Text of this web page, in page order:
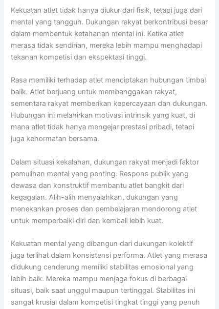
Kekuatan atlet tidak hanya diukur dari fisik, tetapi juga dari
mental yang tangguh. Dukungan rakyat berkontribusi besar
dalam membentuk ketahanan mental ini. Ketika atlet
merasa tidak sendirian, mereka lebih mampu menghadapi
tekanan kompetisi dan ekspektasi tinggi.
Rasa memiliki terhadap atlet menciptakan hubungan timbal
balik. Atlet berjuang untuk membanggakan rakyat,
sementara rakyat memberikan kepercayaan dan dukungan.
Hubungan ini melahirkan motivasi intrinsik yang kuat, di
mana atlet tidak hanya mengejar prestasi pribadi, tetapi
juga kehormatan bersama.
Dalam situasi kekalahan, dukungan rakyat menjadi faktor
pemulihan mental yang penting. Respons publik yang
dewasa dan konstruktif membantu atlet bangkit dari
kegagalan. Alih-alih menyalahkan, dukungan yang
menekankan proses dan pembelajaran mendorong atlet
untuk memperbaiki diri dan kembali lebih kuat.
Kekuatan mental yang dibangun dari dukungan kolektif
juga terlihat dalam konsistensi performa. Atlet yang merasa
didukung cenderung memiliki stabilitas emosional yang
lebih baik. Mereka mampu menjaga fokus di berbagai
situasi, baik saat unggul maupun tertinggal. Stabilitas ini
sangat krusial dalam kompetisi tingkat tinggi yang penuh